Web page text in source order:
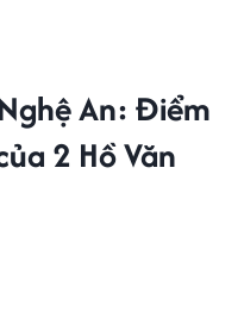
An: Điểm
2 Hồ Văn